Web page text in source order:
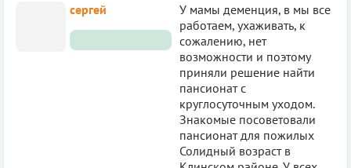
сергей
У мамы деменция, в мы все
работаем, ухаживать, к
сожалению, нет
возможности и поэтому
приняли решение найти
пансионат с
круглосуточным уходом.
Знакомые посоветовали
пансионат для пожилых
Солидный возраст в